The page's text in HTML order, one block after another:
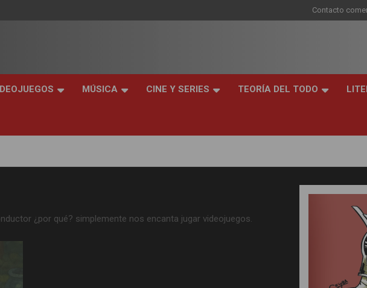
Contacto
MÚSICA CINE Y SERIES TEORÍA DEL TODO
¿por qué? simplemente nos encanta jugar videojuegos.